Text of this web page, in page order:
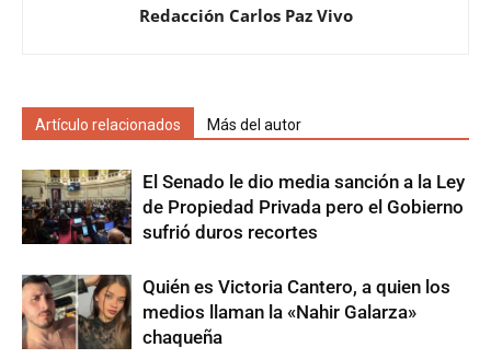
Redacción Carlos Paz Vivo
Artículo relacionados Más del autor
El Senado le dio media sanción a la Ley
de Propiedad Privada pero el Gobierno
sufrió duros recortes
Quién es Victoria Cantero, a quien los
medios llaman la «Nahir Galarza»
chaqueña